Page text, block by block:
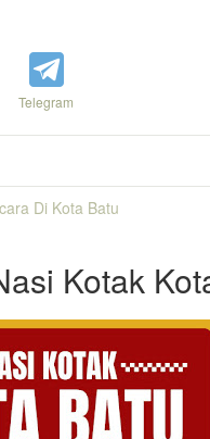
Telegram
Di Kota Batu
Kotak